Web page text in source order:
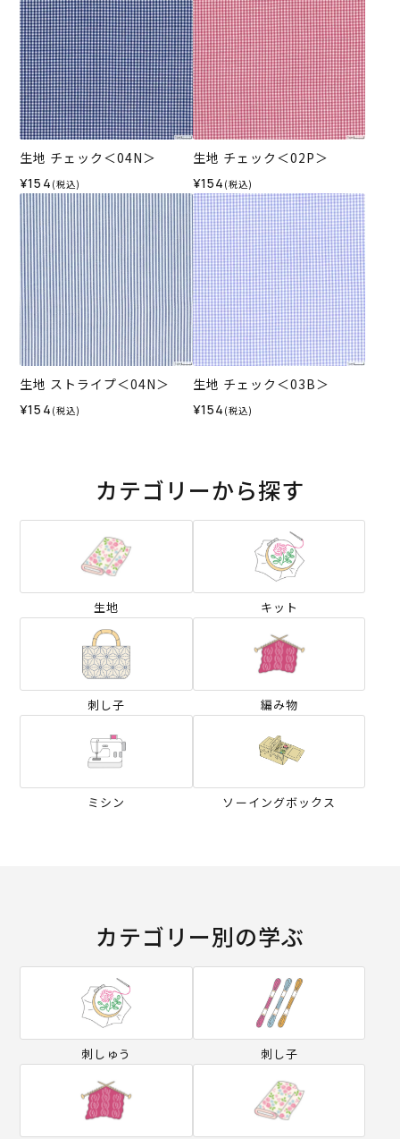
生地 チェック＜04N＞
¥154 (税込)
生地 チェック＜02P＞
¥154 (税込)
生地 ストライプ＜04N＞
¥154 (税込)
生地 チェック＜03B＞
¥154 (税込)
カテゴリーから探す
生地 キット
刺し子 編み物
ミシン ソーイングボックス
カテゴリー別の学ぶ
刺しゅう 刺し子